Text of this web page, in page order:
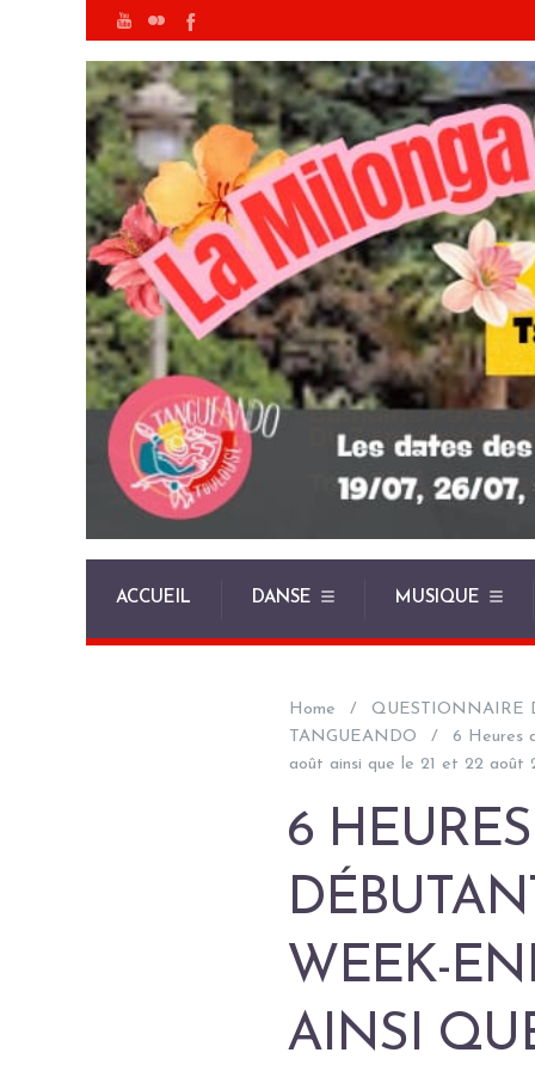
ACCUEIL DANSE MUSIQUE
Home
QUESTIONNAIRE
TANGUEANDO
6 Heures
août ainsi que le 21 et 22 août
6
WEEK-
AINSI